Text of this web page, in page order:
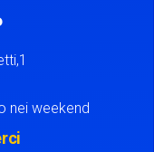
nei weekend